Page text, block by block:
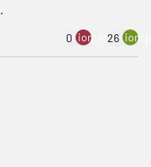
0 ion:minus
26